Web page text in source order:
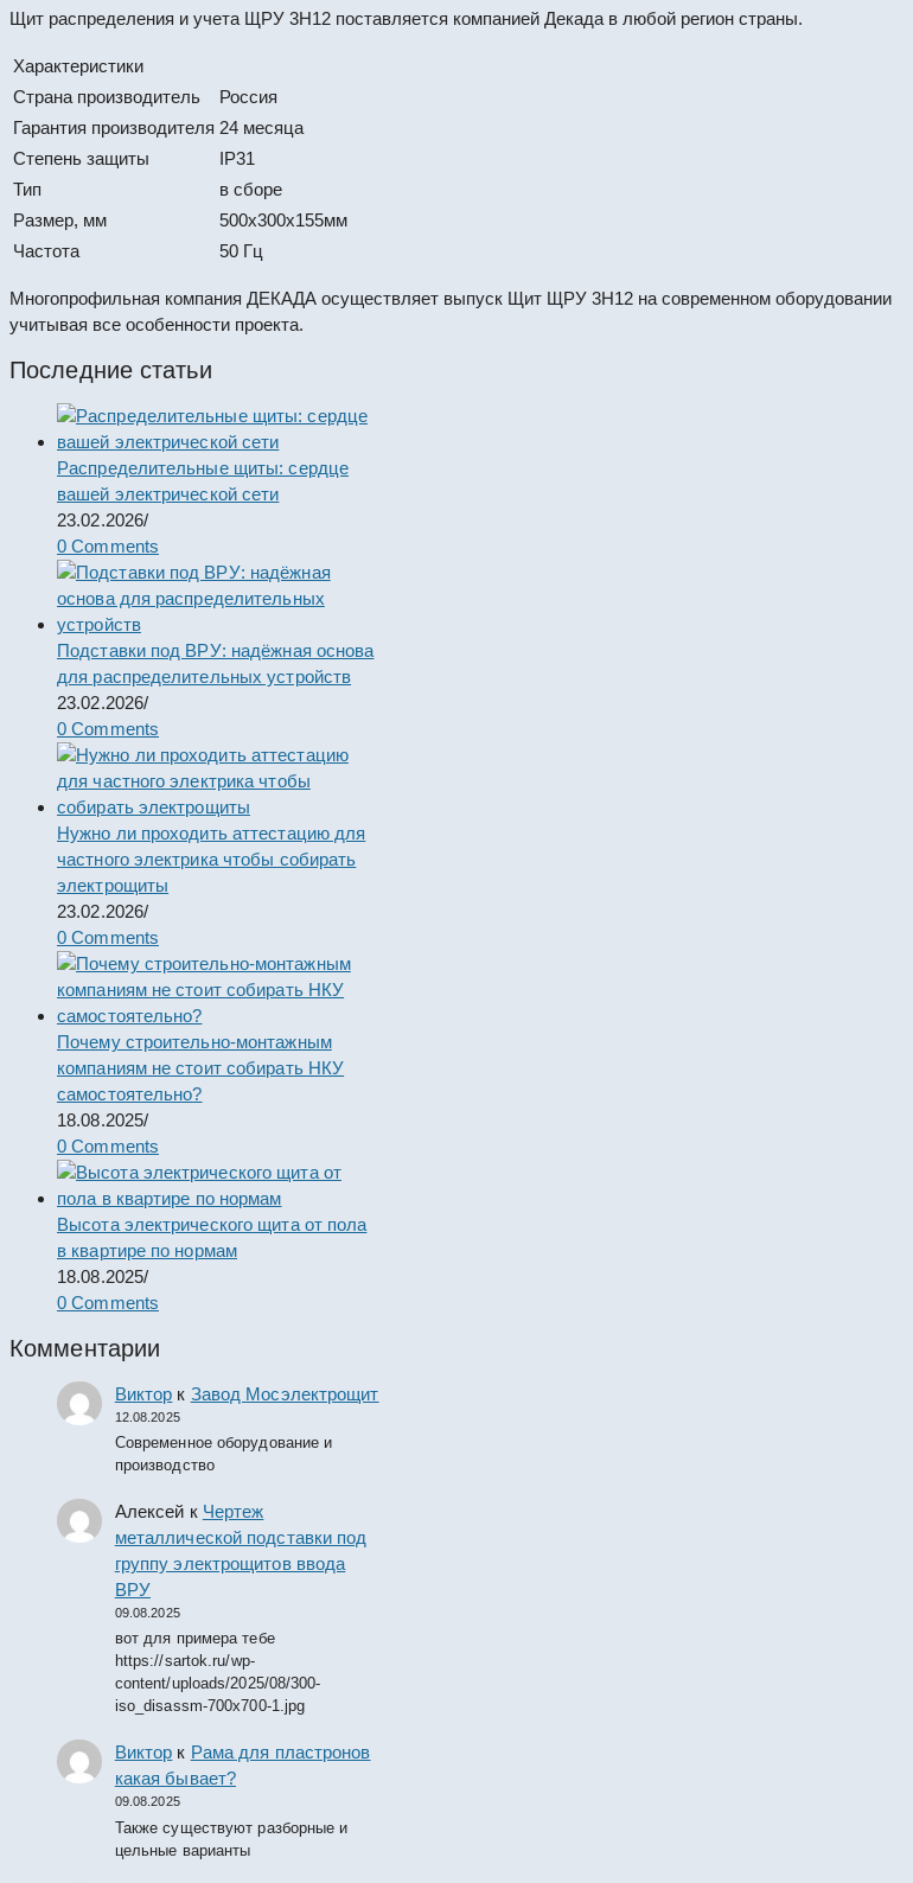
Щит распределения и учета ЩРУ 3Н12 поставляется компанией Декада в любой регион страны.
Характеристики
Страна производитель
Россия
Гарантия производителя 24 месяца
Степень защиты
IP31
Тип
в сборе
Размер, мм
500х300х155мм
Частота
50 Гц
Многопрофильная компания ДЕКАДА осуществляет выпуск Щит ЩРУ 3Н12 на современном оборудовании
учитывая все особенности проекта.
Последние статьи
Распределительные щиты: сердце
вашей электрической сети
23.02.2026/
0 Comments
Подставки под ВРУ: надёжная основа
для распределительных устройств
23.02.2026/
0 Comments
Нужно ли проходить аттестацию для
частного электрика чтобы собирать
электрощиты
23.02.2026/
0 Comments
Почему строительно-монтажным
компаниям не стоит собирать НКУ
самостоятельно?
18.08.2025/
0 Comments
Высота электрического щита от пола
в квартире по нормам
18.08.2025/
0 Comments
Комментарии
Виктор к Завод Мосэлектрощит
12.08.2025
Современное оборудование и
производство
Алексей к Чертеж
металлической подставки под
группу электрощитов ввода
ВРУ
09.08.2025
вот для примера тебе
https://sartok.ru/wp-
content/uploads/2025/08/300-
iso_disassm-700x700-1.jpg
Виктор к Рама для пластронов
какая бывает?
09.08.2025
Также существуют разборные и
цельные варианты